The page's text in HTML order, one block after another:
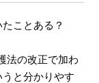
ことある？
法の改正で加わ
と分かりやす